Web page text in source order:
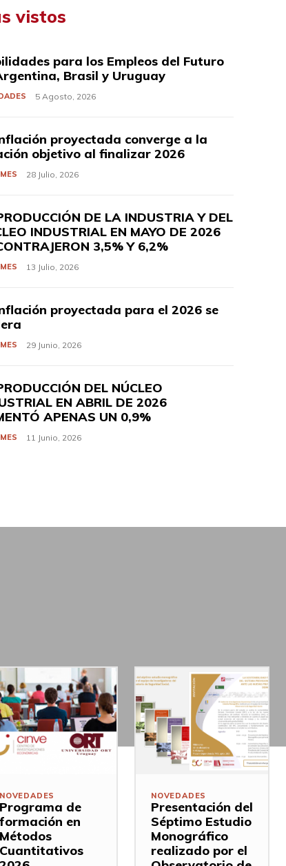
vistos
para los Empleos del Futuro
Brasil y Uruguay
5 Agosto, 2026
proyectada converge a la
objetivo al finalizar 2026
28 Julio, 2026
DE LA INDUSTRIA Y DEL
INDUSTRIAL EN MAYO DE 2026
3,5% Y 6,2%
13 Julio, 2026
proyectada para el 2026 se
29 Junio, 2026
DEL NÚCLEO
EN ABRIL DE 2026
APENAS UN 0,9%
11 Junio, 2026
NOVEDADES
Programa de
formación en
Métodos
Cuantitativos
NOVEDADES
Presentación del
Séptimo Estudio
Monográfico
realizado por el